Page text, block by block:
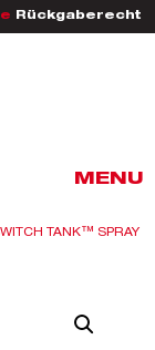
Rückgaberecht
MENU
TANK™ SPRAY